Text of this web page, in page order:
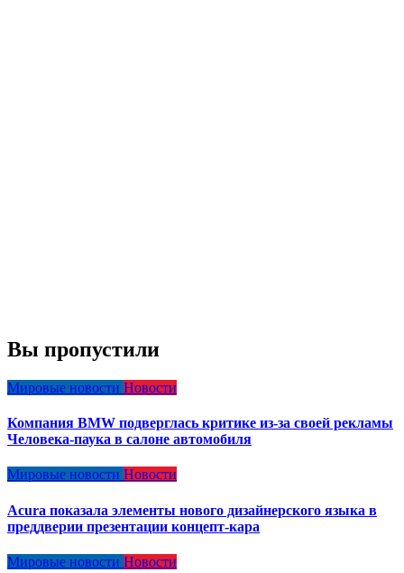
Вы пропустили
Мировые новости Новости
Компания BMW подверглась критике из-за своей рекламы
Человека-паука в салоне автомобиля
Мировые новости Новости
Acura показала элементы нового дизайнерского языка в
преддверии презентации концепт-кара
Мировые новости Новости